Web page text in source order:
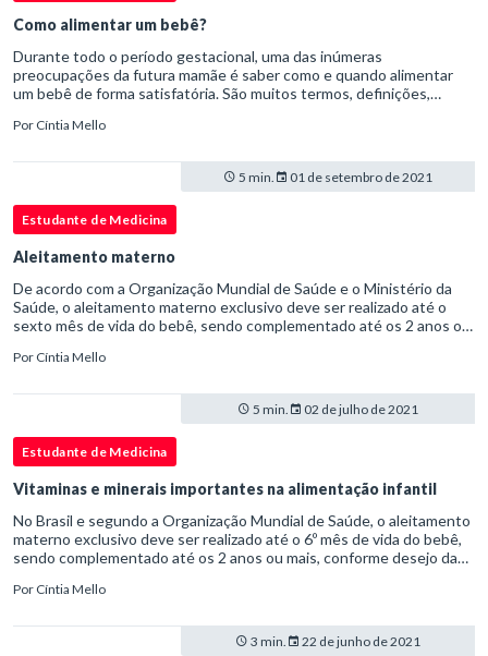
Como alimentar um bebê?
Durante todo o período gestacional, uma das inúmeras
preocupações da futura mamãe é saber como e quando alimentar
um bebê de forma satisfatória. São muitos termos, definições,
constituída de leite materno em conjunto com alimentos
materno. Por isso é importante entender alguns conceitos e
conhecer o passo a passo recomendado pelas organizações e
ministérios da saúde.
Por Cíntia Mello
5 min. 01 de setembro de 2021
Estudante de Medicina
Aleitamento materno
De acordo com a Organização Mundial de Saúde e o Ministério da
Saúde, o aleitamento materno exclusivo deve ser realizado até o
sexto mês de vida do bebê, sendo complementado até os 2 anos ou
baseadas nas inúmeras vantagens biológicas, fisológicas e
Por Cíntia Mello
5 min. 02 de julho de 2021
Estudante de Medicina
Vitaminas e minerais importantes na alimentação infantil
No Brasil e segundo a Organização Mundial de Saúde, o aleitamento
materno exclusivo deve ser realizado até o 6º mês de vida do bebê,
sendo complementado até os 2 anos ou mais, conforme desejo da
alimentos são introduzidos na sua dieta. Porém, quais são as
alimentação infantil, suas funções e fontes alimentares?
Por Cíntia Mello
3 min. 22 de junho de 2021